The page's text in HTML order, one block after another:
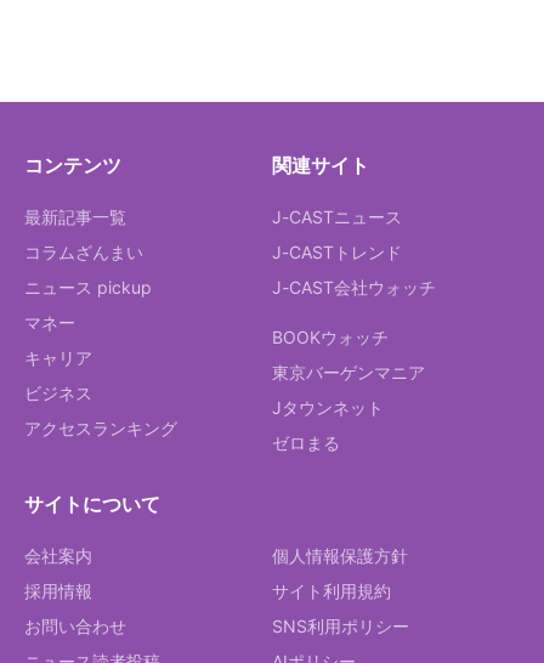
コンテンツ
最新記事一覧
コラムざんまい
ニュース pickup
マネー
キャリア
ビジネス
アクセスランキング
関連サイト
J-CASTニュース
J-CASTトレンド
J-CAST会社ウォッチ
BOOKウォッチ
東京バーゲンマニア
Jタウンネット
ゼロまる
サイトについて
会社案内
採用情報
お問い合わせ
個人情報保護方針
サイト利用規約
SNS利用ポリシー